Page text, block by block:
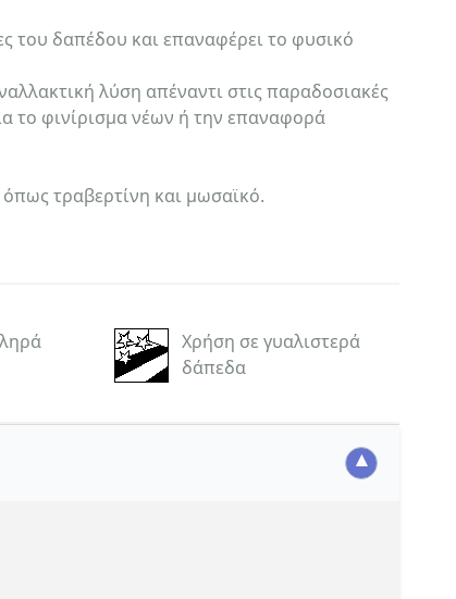
του δαπέδου και επαναφέρει το φυσικό
λύση απέναντι στις παραδοσιακές
το φινίρισμα νέων ή την επαναφορά
τραβερτίνη και μωσαϊκό.
Χρήση σε γυαλιστερά
δάπεδα